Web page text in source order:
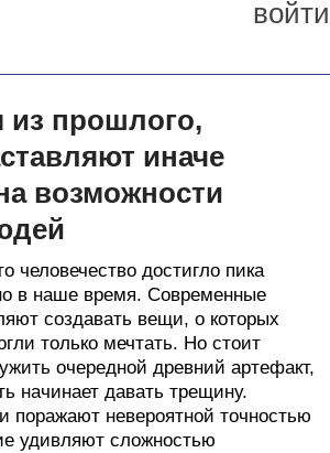
войти
прошлого,
иначе
возможности
человечество достигло пика
в наше время. Современные
создавать вещи, о которых
только мечтать. Но стоит
очередной древний артефакт,
начинает давать трещину.
поражают невероятной точностью
удивляют сложностью